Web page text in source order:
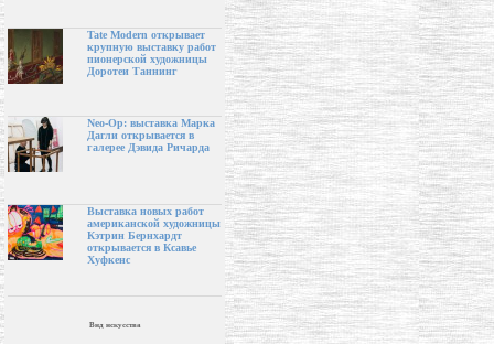
Tate Modern открывает
крупную выставку работ
пионерской художницы
Доротеи Таннинг
Neo-Op: выставка Марка
Дагли открывается в
галерее Дэвида Ричарда
Выставка новых работ
американской художницы
Кэтрин Бернхардт
открывается в Ксавье
Хуфкенс
Вид искусства